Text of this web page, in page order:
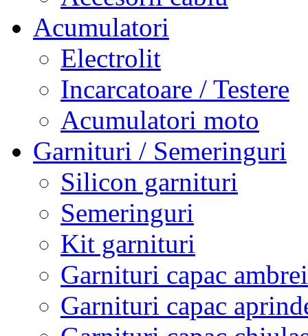
Acumulatori
Electrolit
Incarcatoare / Testere
Acumulatori moto
Garnituri / Semeringuri
Silicon garnituri
Semeringuri
Kit garnituri
Garnituri capac
Garnituri capac